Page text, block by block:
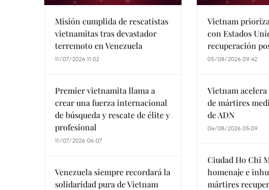
Misión cumplida de rescatistas
vietnamitas tras devastador
terremoto en Venezuela
11/07/2026 11:02
Premier vietnamita llama a
crear una fuerza internacional
de búsqueda y rescate de élite y
profesional
11/07/2026 06:07
Venezuela siempre recordará la
solidaridad pura de Vietnam
Vietnam
con Estados
recuperación
05/08/2026 09:42
Vietnam
de mártires
de ADN
04/08/2026 05:09
Ciudad Ho Chi
homenaje e
mártires